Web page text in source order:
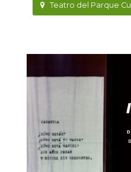
Teatro del Parque